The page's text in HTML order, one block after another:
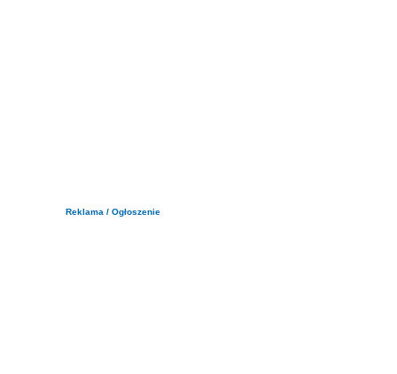
Reklama / Ogłoszenie